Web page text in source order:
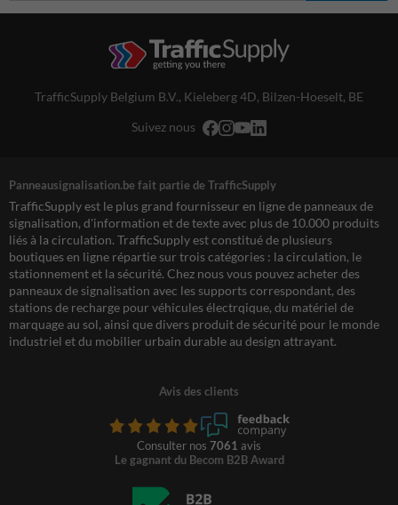
TrafficSupply Belgium B.V., Kieleberg 4D, Bilzen-Hoeselt, BE
Suivez nous
Panneausignalisation.be fait partie de TrafficSupply
TrafficSupply est le plus grand fournisseur en ligne de panneaux de
signalisation, d'information et de texte avec plus de 10.000 produits
liés à la circulation. TrafficSupply est constitué de plusieurs
boutiques en ligne répartie sur trois catégories : la circulation, le
stationnement et la sécurité. Chez nous vous pouvez acheter des
panneaux de signalisation avec les supports correspondant, des
stations de recharge pour véhicules électrqique, du matériel de
marquage au sol, ainsi que divers produit de sécurité pour le monde
industriel et du mobilier urbain durable au design attrayant.
Avis des clients
Consulter nos 7061 avis
Le gagnant du Becom B2B Award